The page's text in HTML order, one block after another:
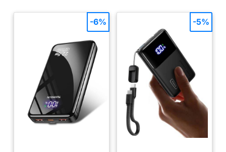
-6% -5%